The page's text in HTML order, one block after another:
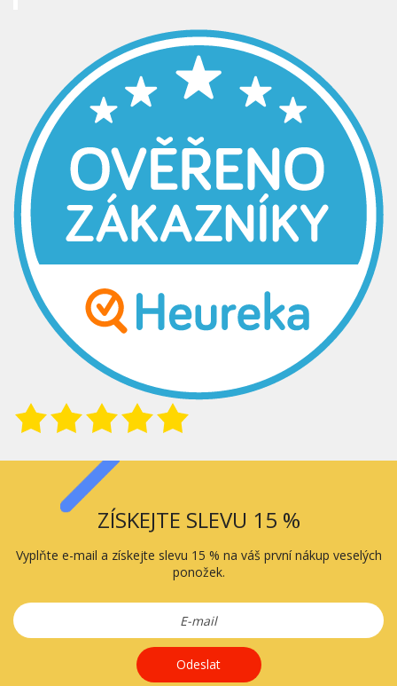
ZÍSKEJTE SLEVU 15 %
Vyplňte e-mail a získejte slevu 15 % na váš první nákup veselých
ponožek.
Odeslat